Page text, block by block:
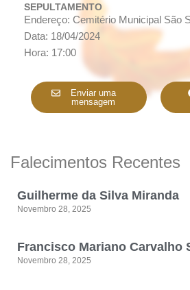
SEPULTAMENTO
Endereço: Cemitério Municipal São
Data: 18/04/2024
Hora: 17:00
Enviar uma
mensagem
Falecimentos Recentes
Guilherme da Silva Miranda
Novembro 28, 2025
Francisco Mariano Carvalho
Novembro 28, 2025